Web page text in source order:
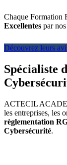
Chaque Formation
Excellentes par
Découvrez leurs
Spécialiste
ACTECIL
les entreprises, les
règlementation
Cybersécurité.